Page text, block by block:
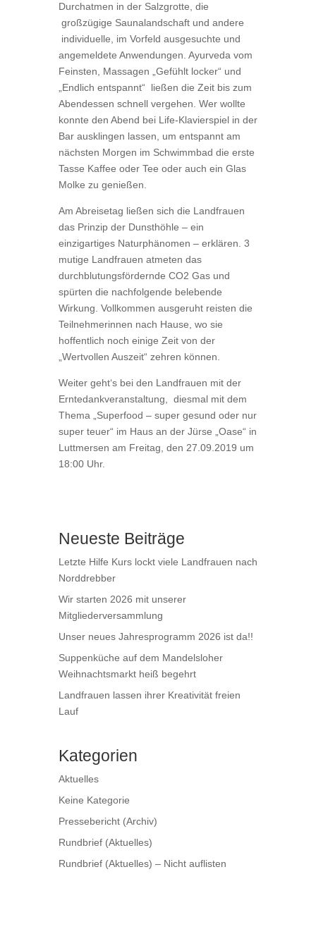
Durchatmen in der Salzgrotte, die
großzügige Saunalandschaft und andere
individuelle, im Vorfeld ausgesuchte und
angemeldete Anwendungen. Ayurveda vom
Feinsten, Massagen „Gefühlt locker“ und
„Endlich entspannt“ ließen die Zeit bis zum
Abendessen schnell vergehen. Wer wollte
konnte den Abend bei Life-Klavierspiel in der
Bar ausklingen lassen, um entspannt am
nächsten Morgen im Schwimmbad die erste
Tasse Kaffee oder Tee oder auch ein Glas
Molke zu genießen.
Am Abreisetag ließen sich die Landfrauen
das Prinzip der Dunsthöhle – ein
einzigartiges Naturphänomen – erklären. 3
mutige Landfrauen atmeten das
durchblutungsfördernde CO2 Gas und
spürten die nachfolgende belebende
Wirkung. Vollkommen ausgeruht reisten die
Teilnehmerinnen nach Hause, wo sie
hoffentlich noch einige Zeit von der
„Wertvollen Auszeit“ zehren können.
Weiter geht‘s bei den Landfrauen mit der
Erntedankveranstaltung, diesmal mit dem
Thema „Superfood – super gesund oder nur
super teuer“ im Haus an der Jürse „Oase“ in
Luttmersen am Freitag, den 27.09.2019 um
18:00 Uhr.
Neueste Beiträge
Letzte Hilfe Kurs lockt viele Landfrauen nach
Norddrebber
Wir starten 2026 mit unserer
Mitgliederversammlung
Unser neues Jahresprogramm 2026 ist da!!
Suppenküche auf dem Mandelsloher
Weihnachtsmarkt heiß begehrt
Landfrauen lassen ihrer Kreativität freien
Lauf
Kategorien
Aktuelles
Keine Kategorie
Pressebericht (Archiv)
Rundbrief (Aktuelles)
Rundbrief (Aktuelles) – Nicht auflisten